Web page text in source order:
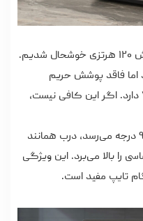
از حاشیه‌های نازک اطراف صفحه‌نمایش ۱۲۰ هرتزی خوشحال شدیم.
اما فاقد پوشش حریم
خصوصی است. مدل پایه وضوح ۷۲۰p دارد. اگر این کافی نیست،
هنگامی که زاویه باز شدن درب به ۹۰ درجه می‌رسد، درب همانند
بالا می‌برد. این ویژگی
تایپ مفید است.